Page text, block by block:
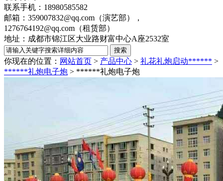
联系手机：18980585582
邮箱：359007832@qq.com（演艺部），
1276764192@qq.com（租赁部）
地址：成都市锦江区大业路财富中心A座2532室
你现在的位置： 网站首页 > 产品中心 > 礼花礼炮启动****** >
******礼炮电子炮 > ******礼炮电子炮